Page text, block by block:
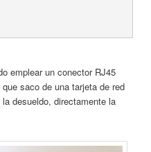
emplear un conector RJ45
saco de una tarjeta de red
desueldo, directamente la